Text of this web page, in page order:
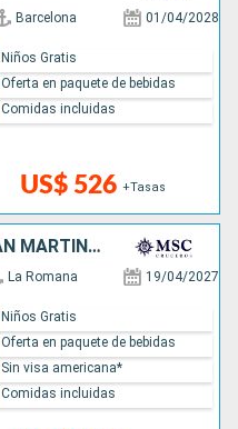
Barcelona 01/04/2028
US$ 526 +Tasas
Niños Gratis
Oferta en paquete de bebidas
Comidas incluidas
REPÚBLICA DOMINICANA, SAN MARTÍN, ANTIGUA Y BARBUDA
La Romana 19/04/2027
Niños Gratis
Oferta en paquete de bebidas
Sin visa americana*
Comidas incluidas